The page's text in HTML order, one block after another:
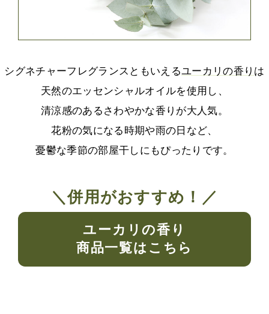
シグネチャーフレグランスともいえるユーカリの香り は
天然のエッセンシャルオイルを使用し、
清涼感のあるさわやかな香りが大人気。
花粉の気になる時期や雨の日など、
憂鬱な季節の部屋干しにもぴったりです。
＼併用がおすすめ！／
ユーカリの香り
商品一覧はこちら